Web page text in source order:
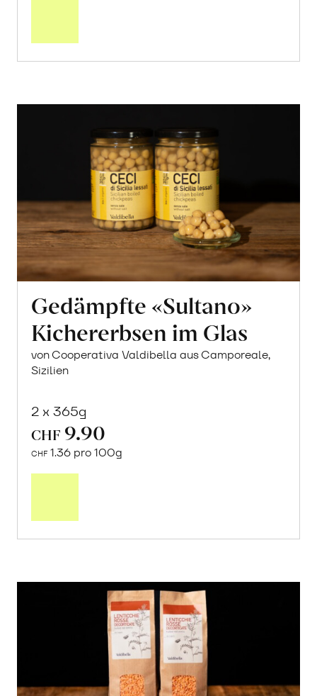
Gedämpfte «Sultano»
Kichererbsen im Glas
von Cooperativa Valdibella aus Camporeale,
Sizilien
2 x 365g
CHF 9.90
CHF 1.36 pro 100g